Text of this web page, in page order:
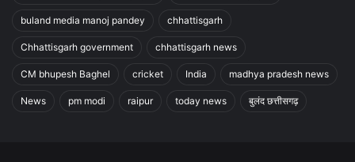
buland media manoj pandey chhattisgarh
Chhattisgarh government chhattisgarh news
CM bhupesh Baghel cricket India madhya pradesh news
News pm modi raipur today news बुलंद छत्तीसगढ़